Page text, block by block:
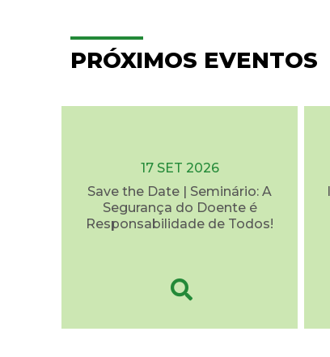
PRÓXIMOS EVENTOS
17 SET 2026
Save the Date | Seminário: A
Segurança do Doente é
Responsabilidade de Todos!